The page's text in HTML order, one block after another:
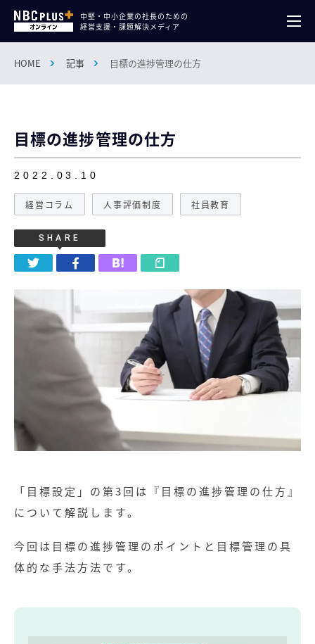
中堅・中小企業の社長のための
経営支援・課題解決メディア
HOME 記事 目標の進捗管理の仕方
目標の進捗管理の仕方
2022.03.10
経営コラム 人事評価制度 社員教育
SHARE
「目標設定」の第3回は『目標の進捗管理の仕方』
について解説します。
今回は目標の進捗管理のポイントと目標管理の具
体的な手法方法です。